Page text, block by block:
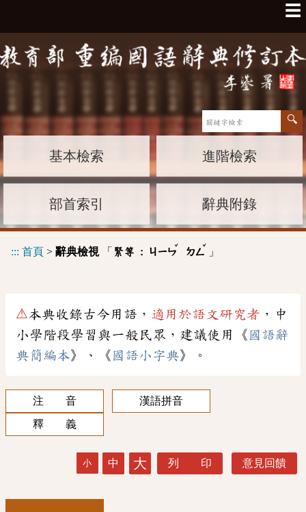
☰
基本檢索 進階檢索
部首索引 辭典附錄
::: 首頁 > 辭典檢視「 緊等 : ㄐㄧㄣ
ˇ
ㄉㄥ
ˇ
」
⚠本典收錄古今用語， 適用於語文研究者 ，中
小學階段學習與一般民眾，建議使用《 國語辭
典簡編本》、《 國語小字典》。
注 音
漢語拼音
釋 義
小 中 大 列 印 意見回饋